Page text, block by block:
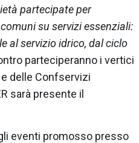
partecipate per
su servizi essenziali:
al servizio idrico, dal ciclo
parteciperanno i vertici
delle Confservizi
sarà presente il
eventi promosso presso